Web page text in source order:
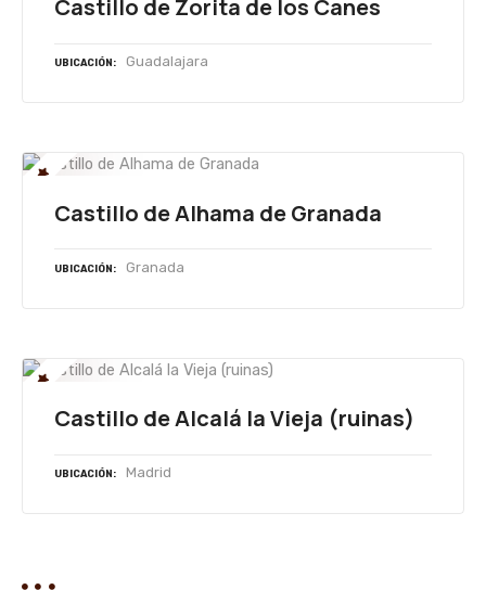
Castillo de Zorita de los Canes
UBICACIÓN Guadalajara
Castillo de Alhama de Granada
UBICACIÓN Granada
Castillo de Alcalá la Vieja (ruinas)
UBICACIÓN Madrid